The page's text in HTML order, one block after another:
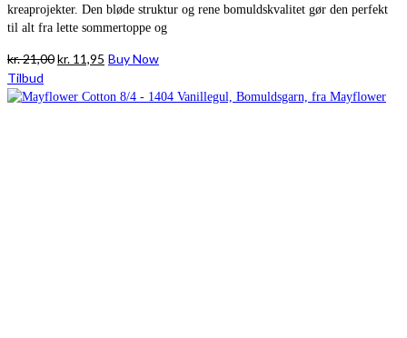
kreaprojekter. Den bløde struktur og rene bomuldskvalitet gør den perfekt
til alt fra lette sommertoppe og
kr.21,00Den
pris
kr. 11,95 Den
pris
Buy Now
Tilbud